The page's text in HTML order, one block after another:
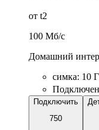
от t2
100 Мб/c
Домашний
симка: 10
Подключить
750